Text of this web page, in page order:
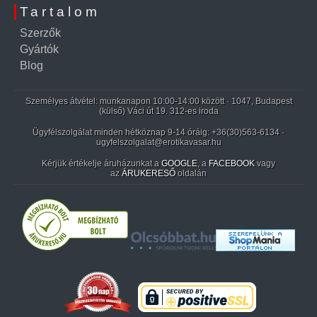
Tartalom
Szerzők
Gyártók
Blog
Személyes átvétel: munkanapon 10:00-14:00 között · 1047, Budapest
(külső) Váci út 19. 312-es iroda
Ügyfélszolgálat minden hétköznap 9-14 óráig: +36(30)563-6134 ·
ugyfelszolgalat@erotikavasar.hu
Kérjük értékelje áruházunkat a GOOGLE, a FACEBOOK vagy
az ÁRUKERESŐ oldalán